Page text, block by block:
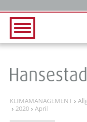
KLIMAMANAGEMENT
2020
April